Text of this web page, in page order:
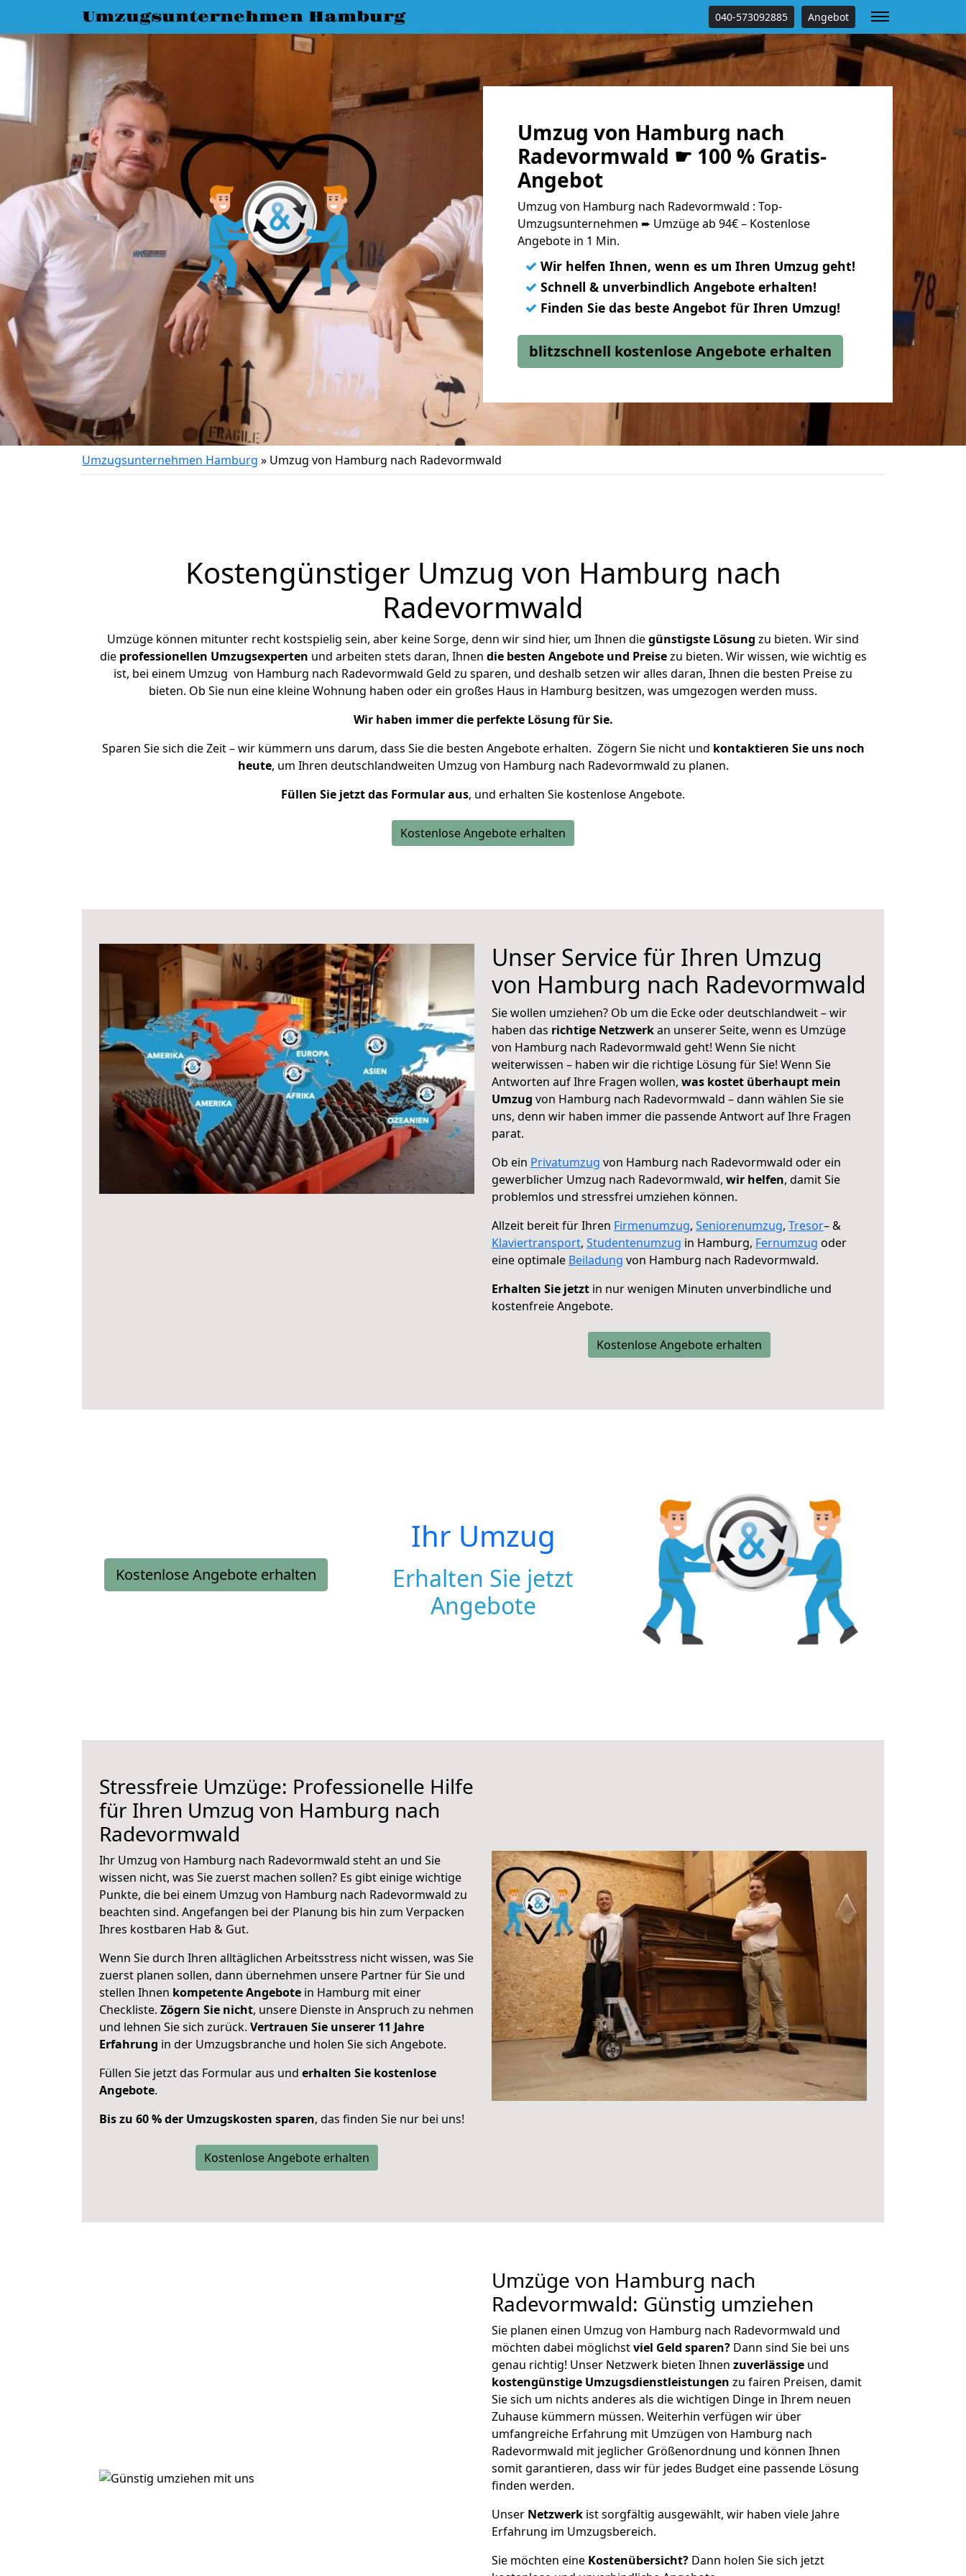
Umzugsunternehmen Hamburg 040-573092885 Angebot
Umzug von Hamburg nach
Radevormwald ☛ 100 % Gratis-
Angebot
Umzug von Hamburg nach Radevormwald : Top-
Umzugsunternehmen ➨ Umzüge ab 94€ – Kostenlose
Angebote in 1 Min.
✓ Wir helfen Ihnen, wenn es um Ihren Umzug geht!
✓ Schnell & unverbindlich Angebote erhalten!
✓ Finden Sie das beste Angebot für Ihren Umzug!
blitzschnell kostenlose Angebote erhalten
Umzugsunternehmen Hamburg » Umzug von Hamburg nach Radevormwald
Kostengünstiger Umzug von Hamburg nach
Radevormwald
Umzüge können mitunter recht kostspielig sein, aber keine Sorge, denn wir sind hier, um Ihnen diegünstigste Lösung zu bieten. Wir sind
die professionellen Umzugsexperten und arbeiten stets daran, Ihnen die besten Angebote und Preisezu bieten. Wir wissen, wie wichtig es
ist, bei einem Umzug von Hamburg nach Radevormwald Geld zu sparen, und deshalb setzen wir alles daran, Ihnen die besten Preise zu
bieten. Ob Sie nun eine kleine Wohnung haben oder ein großes Haus in Hamburg besitzen, was umgezogen werden muss.
Wir haben immer die perfekte Lösung für Sie.
Sparen Sie sich die Zeit – wir kümmern uns darum, dass Sie die besten Angebote erhalten. Zögern Sie nicht und kontaktieren Sie uns noch
heute, um Ihren deutschlandweiten Umzug von Hamburg nach Radevormwald zu planen.
Füllen Sie jetzt das Formular aus, und erhalten Sie kostenlose Angebote.
Kostenlose Angebote erhalten
Unser Service für Ihren Umzug
von Hamburg nach Radevormwald
Sie wollen umziehen? Ob um die Ecke oder deutschlandweit – wir
haben das richtige Netzwerkan unserer Seite, wenn es Umzüge
von Hamburg nach Radevormwald geht! Wenn Sie nicht
weiterwissen – haben wir die richtige Lösung für Sie! Wenn Sie
Antworten auf Ihre Fragen wollen, was kostet überhaupt mein
Umzug von Hamburg nach Radevormwald – dann wählen Sie sie
uns, denn wir haben immer die passende Antwort auf Ihre Fragen
parat.
Ob ein Privatumzug von Hamburg nach Radevormwald oder ein
gewerblicher Umzug nach Radevormwald, wir helfen, damit Sie
problemlos und stressfrei umziehen können.
Allzeit bereit für Ihren Firmenumzug, Seniorenumzug, Tresor– &
Klaviertransport, Studentenumzug in Hamburg, Fernumzug oder
eine optimale Beiladung von Hamburg nach Radevormwald.
Erhalten Sie jetzt in nur wenigen Minuten unverbindliche und
kostenfreie Angebote.
Kostenlose Angebote erhalten
Kostenlose Angebote erhalten
Ihr Umzug
Erhalten Sie jetzt
Angebote
Stressfreie Umzüge: Professionelle Hilfe
für Ihren Umzug von Hamburg nach
Radevormwald
Ihr Umzug von Hamburg nach Radevormwald steht an und Sie
wissen nicht, was Sie zuerst machen sollen? Es gibt einige wichtige
Punkte, die bei einem Umzug von Hamburg nach Radevormwald zu
beachten sind. Angefangen bei der Planung bis hin zum Verpacken
Ihres kostbaren Hab & Gut.
Wenn Sie durch Ihren alltäglichen Arbeitsstress nicht wissen, was Sie
zuerst planen sollen, dann übernehmen unsere Partner für Sie und
stellen Ihnen kompetente Angebote in Hamburg mit einer
Checkliste. Zögern Sie nicht, unsere Dienste in Anspruch zu nehmen
und lehnen Sie sich zurück. Vertrauen Sie unserer 11 Jahre
Erfahrung in der Umzugsbranche und holen Sie sich Angebote.
Füllen Sie jetzt das Formular aus und erhalten Sie kostenlose
Angebote.
Bis zu 60 % der Umzugskosten sparen, das finden Sie nur bei uns!
Kostenlose Angebote erhalten
Umzüge von Hamburg nach
Radevormwald: Günstig umziehen
Sie planen einen Umzug von Hamburg nach Radevormwald und
möchten dabei möglichstviel Geld sparen? Dann sind Sie bei uns
genau richtig! Unser Netzwerk bieten Ihnen zuverlässige und
kostengünstige Umzugsdienstleistungen zu fairen Preisen, damit
Sie sich um nichts anderes als die wichtigen Dinge in Ihrem neuen
Zuhause kümmern müssen. Weiterhin verfügen wir über
umfangreiche Erfahrung mit Umzügen von Hamburg nach
Radevormwald mit jeglicher Größenordnung und können Ihnen
somit garantieren, dass wir für jedes Budget eine passende Lösung
finden werden.
Unser Netzwerk ist sorgfältig ausgewählt, wir haben viele Jahre
Erfahrung im Umzugsbereich.
Sie möchten eine Kostenübersicht? Dann holen Sie sich jetzt